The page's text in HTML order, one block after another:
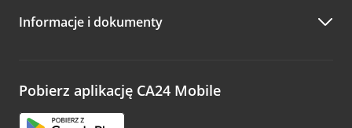
Zachęcamy do podzielenia się z nami opinią o wizycie.
opinie.
Informacje i dokumenty
Pobierz aplikację CA24 Mobile